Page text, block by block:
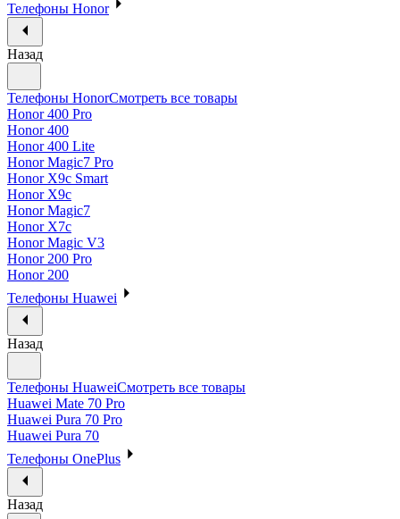
Телефоны Honor
Назад
Телефоны HonorСмотреть все товары
Honor 400 Pro
Honor 400
Honor 400 Lite
Honor Magic7 Pro
Honor X9c Smart
Honor X9c
Honor Magic7
Honor X7c
Honor Magic V3
Honor 200 Pro
Honor 200
Телефоны Huawei
Назад
Телефоны HuaweiСмотреть все товары
Huawei Mate 70 Pro
Huawei Pura 70 Pro
Huawei Pura 70
Телефоны OnePlus
Назад